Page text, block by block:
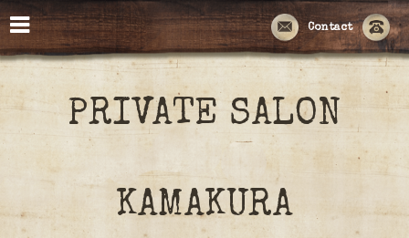
Contact
PRIVATE SALON
KAMAKURA